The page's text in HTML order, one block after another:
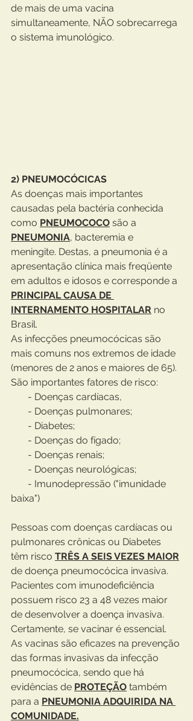
de mais de uma vacina
simultaneamente, NÃO sobrecarrega
o sistema imunológico.
2) PNEUMOCÓCICAS
As doenças mais importantes
causadas pela bactéria conhecida
como PNEUMOCOCO são a
PNEUMONIA, bacteremia e
meningite. Destas, a pneumonia é a
apresentação clínica mais freqüente
em adultos e idosos e corresponde a
PRINCIPAL CAUSA DE
INTERNAMENTO HOSPITALAR no
Brasil.
As infecções pneumocócicas são
mais comuns nos extremos de idade
(menores de 2 anos e maiores de 65).
São importantes fatores de risco:
       - Doenças cardíacas,
       - Doenças pulmonares;
       - Diabetes;
       - Doenças do fígado;
       - Doenças renais;
       - Doenças neurológicas;
baixa")
Pessoas com doenças cardíacas ou
pulmonares crônicas ou Diabetes
têm risco TRÊS A SEIS VEZES MAIOR
de doença pneumocócica invasiva.
Pacientes com imunodeficiência
possuem risco 23 a 48 vezes maior
de desenvolver a doença invasiva.
Certamente, se vacinar é essencial.
As vacinas são eficazes na prevenção
das formas invasivas da infecção
pneumocócica, sendo que há
evidências de PROTEÇÃO também
para a PNEUMONIA ADQUIRIDA NA
COMUNIDADE.